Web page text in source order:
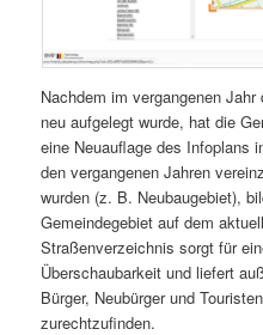
Nachdem im vergangenen
neu aufgelegt wurde, hat die
eine Neuauflage des Infoplans
den vergangenen Jahren
wurden (z. B. Neubaugebiet),
Gemeindegebiet auf dem
Straßenverzeichnis sorgt für
Überschaubarkeit und liefert
Bürger, Neubürger und
zurechtzufinden.